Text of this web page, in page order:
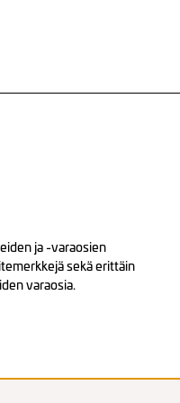
ja -varaosien
sekä erittäin
varaosia.